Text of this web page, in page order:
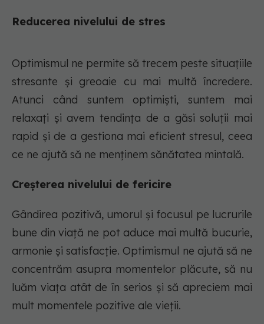
Reducerea nivelului de stres
Optimismul ne permite să trecem peste situațiile
stresante și greoaie cu mai multă încredere.
Atunci când suntem optimiști, suntem mai
relaxați și avem tendința de a găsi soluții mai
rapid și de a gestiona mai eficient stresul, ceea
ce ne ajută să ne menținem sănătatea mintală.
Creșterea nivelului de fericire
Gândirea pozitivă, umorul și focusul pe lucrurile
bune din viață ne pot aduce mai multă bucurie,
armonie și satisfacție. Optimismul ne ajută să ne
concentrăm asupra momentelor plăcute, să nu
luăm viața atât de în serios și să apreciem mai
mult momentele pozitive ale vieții.